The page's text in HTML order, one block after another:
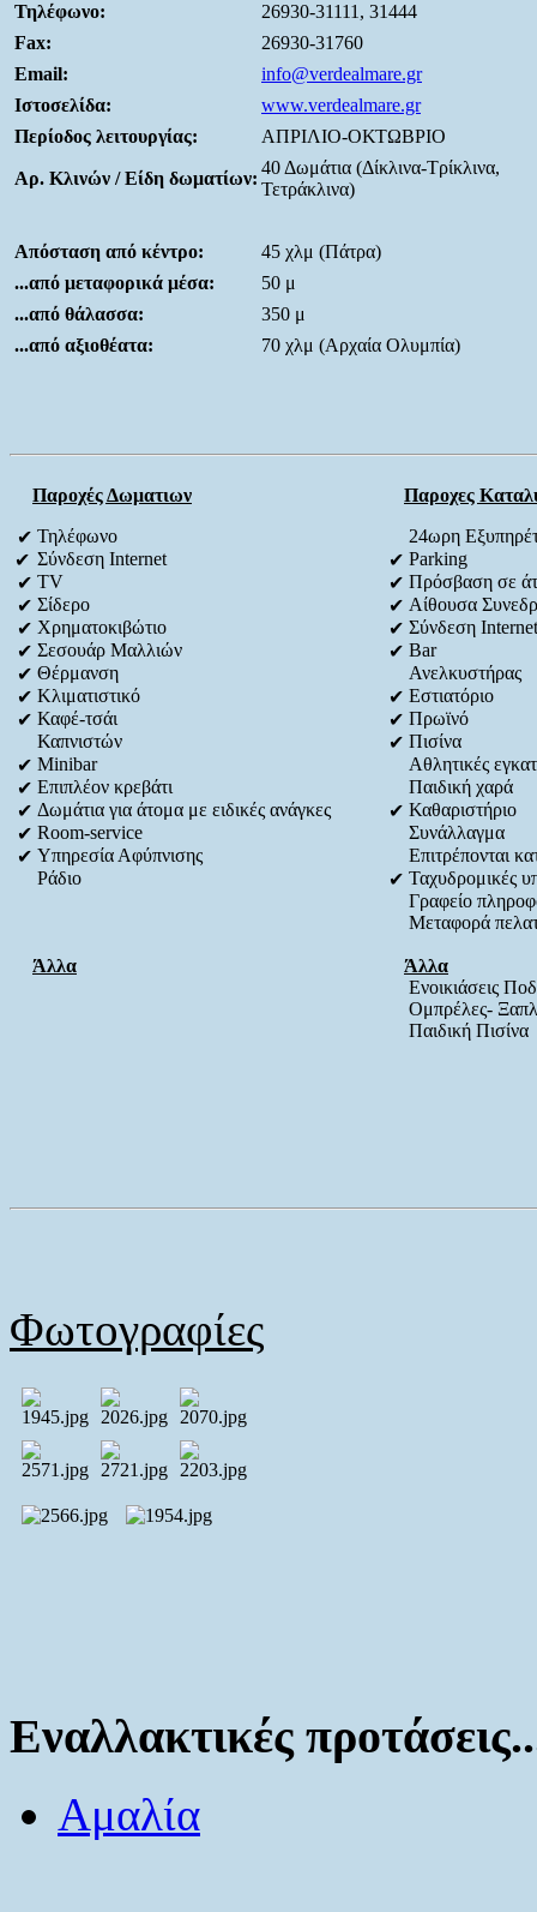
Τηλέφωνο:
26930-31111, 31444
Fax:
26930-31760
Email:
info@verdealmare.gr
Ιστοσελίδα:
www.verdealmare.gr
Περίοδος λειτουργίας:
ΑΠΡΙΛΙΟ-ΟΚΤΩΒΡΙΟ
Αρ. Κλινών / Είδη δωματίων:
40 Δωμάτια (Δίκλινα-Τρίκλινα,
Τετράκλινα)
Απόσταση από κέντρο:
45 χλμ (Πάτρα)
...από μεταφορικά μέσα:
50 μ
...από θάλασσα:
350 μ
...από αξιοθέατα:
70 χλμ (Αρχαία Ολυμπία)
Παροχές Δωματιων Παροχες
✔ Τηλέφωνο
24ωρη
✔ Σύνδεση Internet ✔ Parking
✔ TV ✔ Πρόσβαση σε
✔ Σίδερο ✔ Αίθουσα
✔ Χρηματοκιβώτιο ✔ Σύνδεση Internet
✔ Σεσουάρ Μαλλιών ✔ Bar
✔ Θέρμανση
Ανελκυστήρας
✔ Κλιματιστικό ✔ Εστιατόριο
✔ Καφέ-τσάι ✔ Πρωϊνό
Καπνιστών
✔ Πισίνα
✔ Minibar
Αθλητικές
✔ Επιπλέον κρεβάτι
Παιδική χαρά
✔ Δωμάτια για άτομα με ειδικές ανάγκες ✔ Καθαριστήριο
✔ Room-service
Συνάλλαγμα
✔ Υπηρεσία Αφύπνισης
Επιτρέπονται
Ράδιο
✔ Ταχυδρομικές
Γραφείο
Μεταφορά
Άλλα
Άλλα
Ενοικιάσεις
Ομπρέλες-
Παιδική Πισίνα
Φωτογραφίες
Εναλλακτικές
Αμαλία